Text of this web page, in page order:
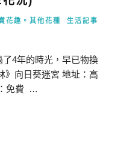
花趣。其他花種
生活記事
4年的時光，早已物換
》向日葵迷宮 地址：高
免費 …